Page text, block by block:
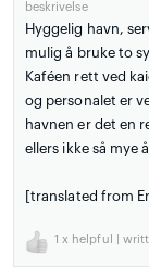
beskrivelse
Hyggelig havn,
mulig å bruke to
Kaféen rett ved
og personalet er
havnen er det en
ellers ikke så mye
[translated from
1 x helpful |